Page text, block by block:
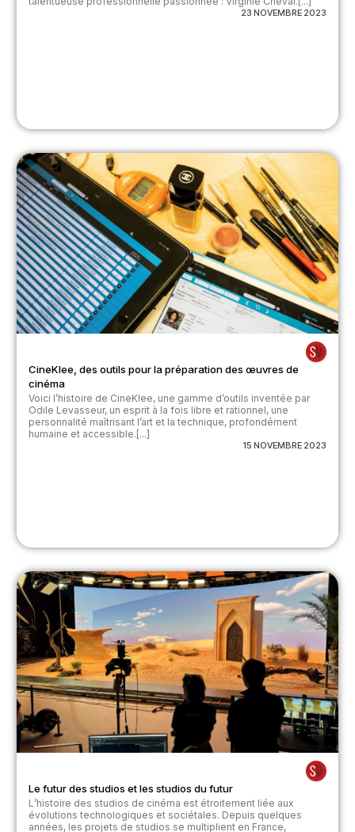
23 NOVEMBRE 2023
CineKlee, des outils pour la préparation des œuvres de
cinéma
Voici l’histoire de CineKlee, une gamme d’outils inventée par
Odile Levasseur, un esprit à la fois libre et rationnel, une
personnalité maîtrisant l’art et la technique, profondément
humaine et accessible.[...]
15 NOVEMBRE 2023
Le futur des studios et les studios du futur
L’histoire des studios de cinéma est étroitement liée aux
évolutions technologiques et sociétales. Depuis quelques
années, les projets de studios se multiplient en France,